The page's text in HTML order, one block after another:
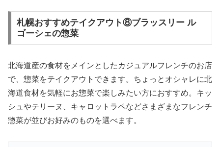
札幌おすすめテイクアウト⑧ブラッスリー ル
ゴーシェの惣菜
北海道産の食材をメインとしたカジュアルフレンチのお店
で、惣菜をテイクアウトできます。ちょっとオシャレに北
海道食材を気軽にお惣菜で楽しみたい方におすすめ。キッ
シュやテリーヌ、キャロットラペなどさまざまなフレンチ
惣菜が並びお好みのものを選べます。